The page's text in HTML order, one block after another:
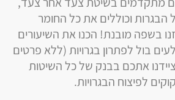
וכוללים את כל החומר
בשפה מובנת! הכנו את השיעורים
בול לפתרון בגרויות (ללא פרטים
אתכם בבנק של כל השיטות
לפיצוח הבגרויות.